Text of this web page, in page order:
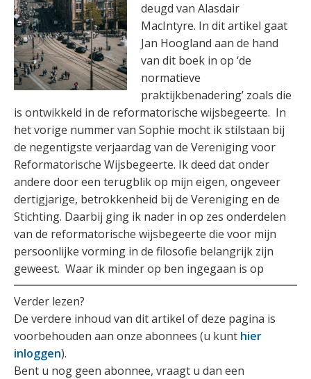
deugd van Alasdair
MacIntyre. In dit artikel gaat
Jan Hoogland aan de hand
van dit boek in op ‘de
normatieve
praktijkbenadering’ zoals die
is ontwikkeld in de reformatorische wijsbegeerte. In
het vorige nummer van Sophie mocht ik stilstaan bij
de negentigste verjaardag van de Vereniging voor
Reformatorische Wijsbegeerte. Ik deed dat onder
andere door een terugblik op mijn eigen, ongeveer
dertigjarige, betrokkenheid bij de Vereniging en de
Stichting. Daarbij ging ik nader in op zes onderdelen
van de reformatorische wijsbegeerte die voor mijn
persoonlijke vorming in de filosofie belangrijk zijn
geweest. Waar ik minder op ben ingegaan is op
Verder lezen?
De verdere inhoud van dit artikel of deze pagina is
voorbehouden aan onze abonnees (u kunt hier
inloggen).
Bent u nog geen abonnee, vraagt u dan een